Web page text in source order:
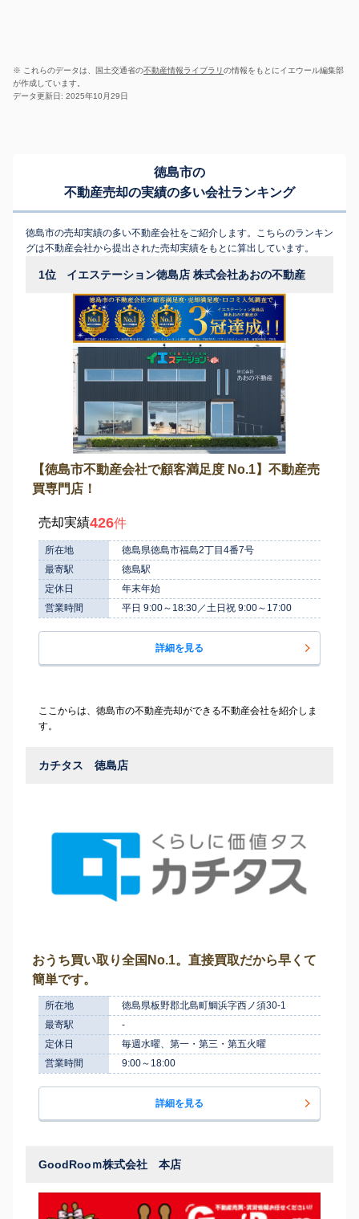
※ これらのデータは、国土交通省の不動産情報ライブラリの情報をもとにイエウール編集部
が作成しています。
データ更新日: 2025年10月29日
徳島市の
不動産売却の実績の多い会社ランキング
徳島市の売却実績の多い不動産会社をご紹介します。こちらのランキン
グは不動産会社から提出された売却実績をもとに算出しています。
1位 イエステーション徳島店 株式会社あおの不動産
【徳島市不動産会社で顧客満足度 No.1】不動産売
買専門店！
売却実績426件
所在地
徳島県徳島市福島2丁目4番7号
最寄駅
徳島駅
定休日
年末年始
営業時間
平日 9:00～18:30／土日祝 9:00～17:00
詳細を見る
ここからは、徳島市の不動産売却ができる不動産会社を紹介しま
す。
カチタス 徳島店
おうち買い取り全国No.1。直接買取だから早くて
簡単です。
所在地
徳島県板野郡北島町鯛浜字西ノ須30-1
最寄駅
-
定休日
毎週水曜、第一・第三・第五火曜
営業時間
9:00～18:00
詳細を見る
GoodRooｍ株式会社 本店